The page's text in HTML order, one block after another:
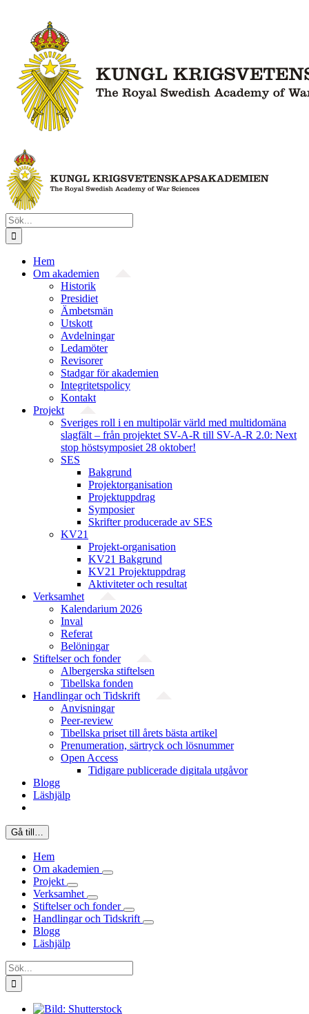
innehållet
Sök
efter:
Hem
Om akademien
Historik
Presidiet
Ämbetsmän
Utskott
Avdelningar
Ledamöter
Revisorer
Stadgar för akademien
Integritetspolicy
Kontakt
Projekt
Sveriges roll i en multipolär värld med multidomäna
slagfält – från projektet SV-A-R till SV-A-R 2.0: Next
stop höstsymposiet 28 oktober!
SES
Bakgrund
Projekt­organisation
Projektuppdrag
Symposier
Skrifter producerade av SES
KV21
Projekt-organisation
KV21 Bakgrund
KV21 Projektuppdrag
Aktiviteter och resultat
Verksamhet
Kalendarium 2026
Inval
Referat
Belöningar
Stiftelser och fonder
Albergerska stiftelsen
Tibellska fonden
Handlingar och Tidskrift
Anvisningar
Peer-review
Tibellska priset till årets bästa artikel
Prenumeration, särtryck och lösnummer
Open Access
Tidigare publicerade digitala utgåvor
Blogg
Läshjälp
Gå till…
Hem
Om akademien
Projekt
Verksamhet
Stiftelser och fonder
Handlingar och Tidskrift
Blogg
Läshjälp
Sök
efter: